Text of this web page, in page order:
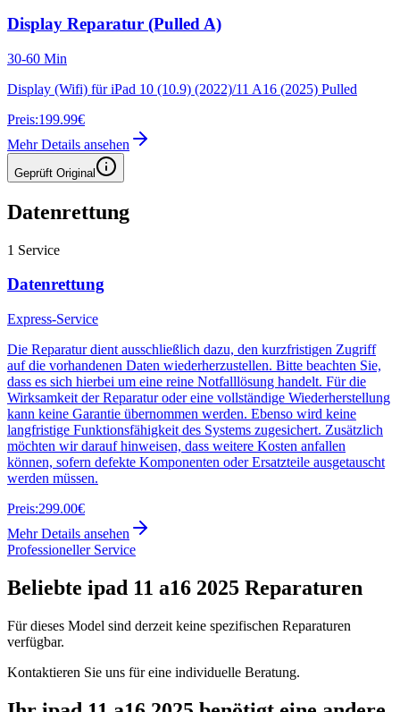
Display Reparatur (Pulled A)
30-60 Min
Display (Wifi) für iPad 10 (10.9) (2022)/11 A16 (2025) Pulled
Preis:199.99€
Mehr Details ansehen
Geprüft Original
Datenrettung
1 Service
Datenrettung
Express-Service
Die Reparatur dient ausschließlich dazu, den kurzfristigen Zugriff
auf die vorhandenen Daten wiederherzustellen. Bitte beachten Sie,
dass es sich hierbei um eine reine Notfalllösung handelt. Für die
Wirksamkeit der Reparatur oder eine vollständige Wiederherstellung
kann keine Garantie übernommen werden. Ebenso wird keine
langfristige Funktionsfähigkeit des Systems zugesichert. Zusätzlich
möchten wir darauf hinweisen, dass weitere Kosten anfallen
können, sofern defekte Komponenten oder Ersatzteile ausgetauscht
werden müssen.
Preis:299.00€
Mehr Details ansehen
Professioneller Service
Beliebte ipad 11 a16 2025 Reparaturen
Für dieses Model sind derzeit keine spezifischen Reparaturen
verfügbar.
Kontaktieren Sie uns für eine individuelle Beratung.